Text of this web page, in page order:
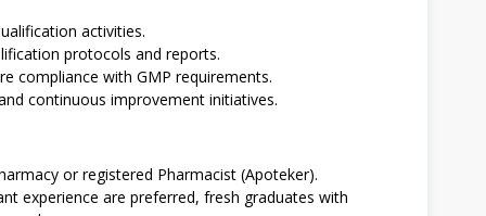
activities.
protocols and reports.
compliance with GMP requirements.
continuous improvement initiatives.
or registered Pharmacist (Apoteker).
experience are preferred, fresh graduates with